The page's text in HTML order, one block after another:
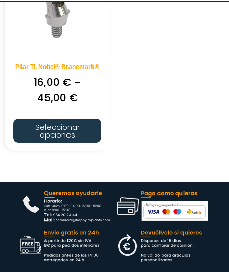
Pilar Ti. Nobel® Branemark®
16,00 €–
45,00 €
Seleccionar
opciones